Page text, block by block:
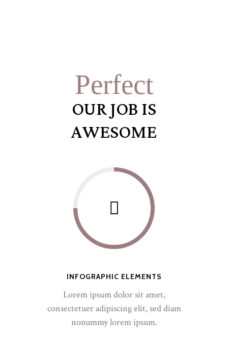
Perfect
OUR JOB IS
AWESOME
INFOGRAPHIC ELEMENTS
Lorem ipsum dolor sit amet,
consectetuer adipiscing elit, sed diam
nonummy lorem ipsum.